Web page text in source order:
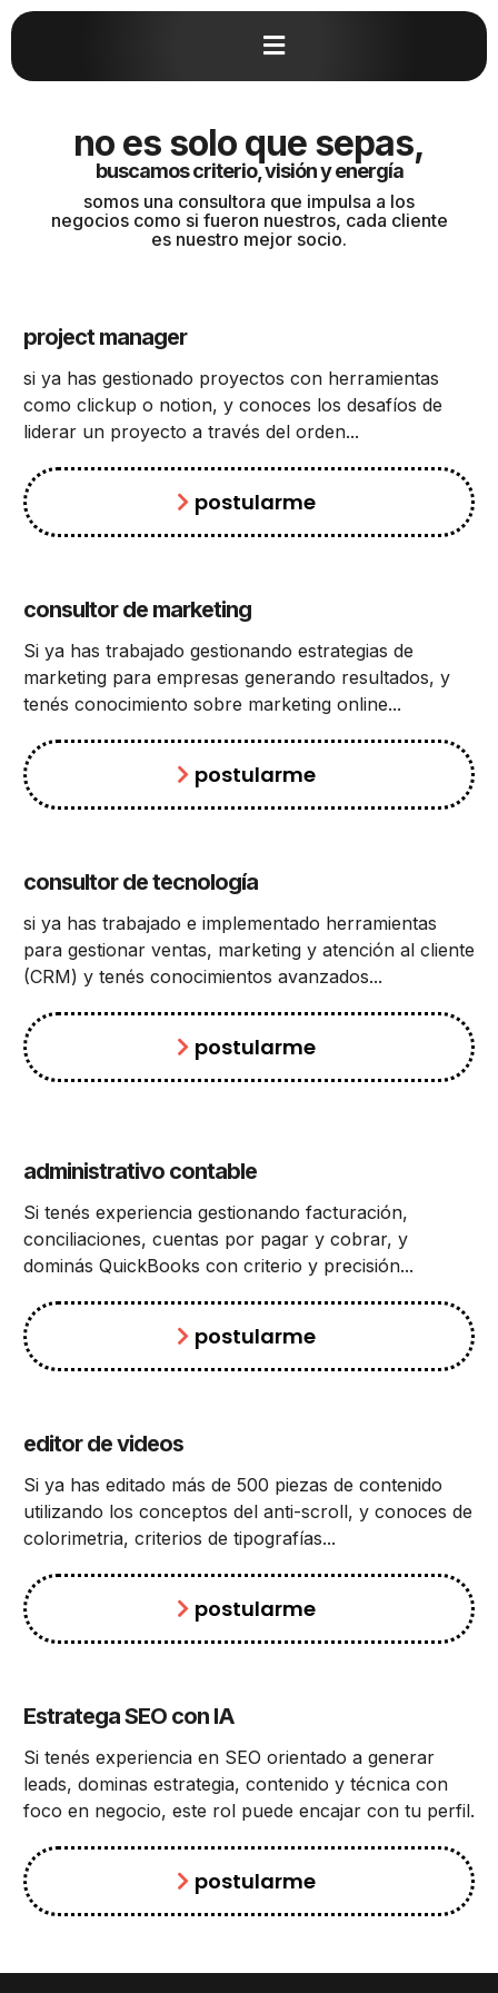
no es solo que sepas,
buscamos criterio, visión y energía
somos una consultora que impulsa a los
negocios como si fueron nuestros, cada cliente
es nuestro mejor socio.
project manager
si ya has gestionado proyectos con herramientas
como clickup o notion, y conoces los desafíos de
liderar un proyecto a través del orden...
postularme
consultor de marketing
Si ya has trabajado gestionando estrategias de
marketing para empresas generando resultados, y
tenés conocimiento sobre marketing online...
postularme
consultor de tecnología
si ya has trabajado e implementado herramientas
para gestionar ventas, marketing y atención al cliente
(CRM) y tenés conocimientos avanzados...
postularme
administrativo contable
Si tenés experiencia gestionando facturación,
conciliaciones, cuentas por pagar y cobrar, y
dominás QuickBooks con criterio y precisión...
postularme
editor de videos
Si ya has editado más de 500 piezas de contenido
utilizando los conceptos del anti-scroll, y conoces de
colorimetria, criterios de tipografías...
postularme
Estratega SEO con IA
Si tenés experiencia en SEO orientado a generar
leads, dominas estrategia, contenido y técnica con
foco en negocio, este rol puede encajar con tu perfil.
postularme